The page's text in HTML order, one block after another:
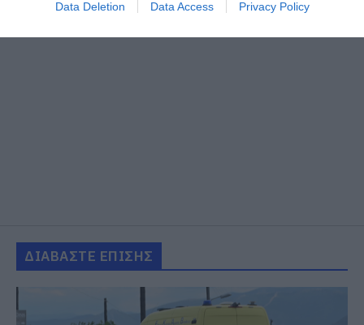
Data Deletion Data Access Privacy Policy
ΔΙΑΒΑΣΤΕ ΕΠΙΣΗΣ